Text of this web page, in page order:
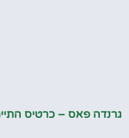
גרנדה פאס – כרטיס